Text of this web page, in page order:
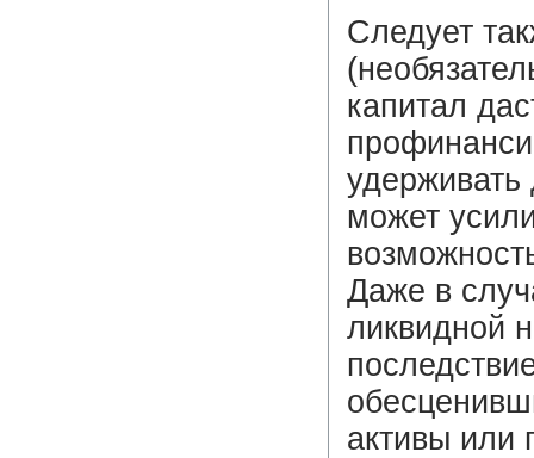
Следует
капитал
может
Даже в
ликвидной
активы или